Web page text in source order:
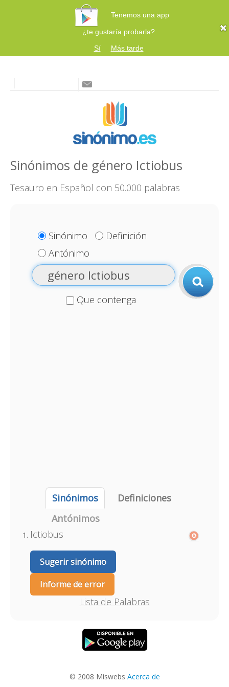
Tenemos una app
¿te gustaría probarla?
Sí
Más tarde
Sinónimos de género Ictiobus
Tesauro en Español con 50.000 palabras
Sinónimo
Definición
Antónimo
Que contenga
Sinónimos
Definiciones
Antónimos
Ictiobus
Sugerir sinónimo
Informe de error
Lista de Palabras
© 2008 Miswebs Acerca de